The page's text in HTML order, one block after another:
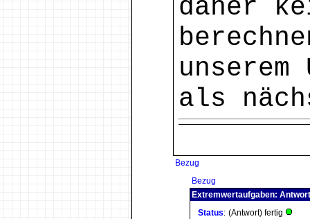
daher
als
Bezug
Bezug
Extremwertaufgaben: Antwort
Status: (Antwort) fertig